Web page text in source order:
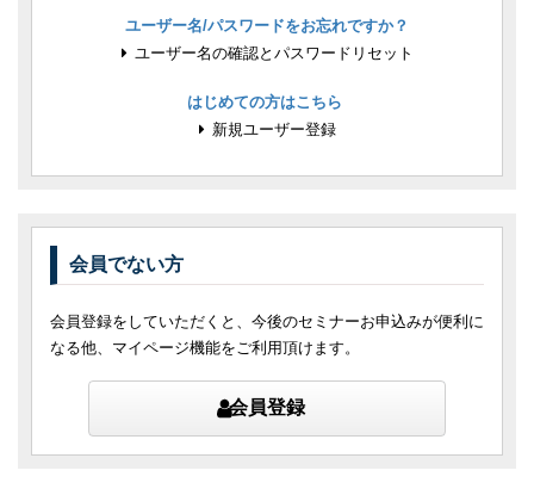
ユーザー名/パスワードをお忘れですか？
ユーザー名の確認とパスワードリセット
はじめての方はこちら
新規ユーザー登録
会員でない方
会員登録をしていただくと、今後のセミナーお申込みが便利に
なる他、マイページ機能をご利用頂けます。
会員登録